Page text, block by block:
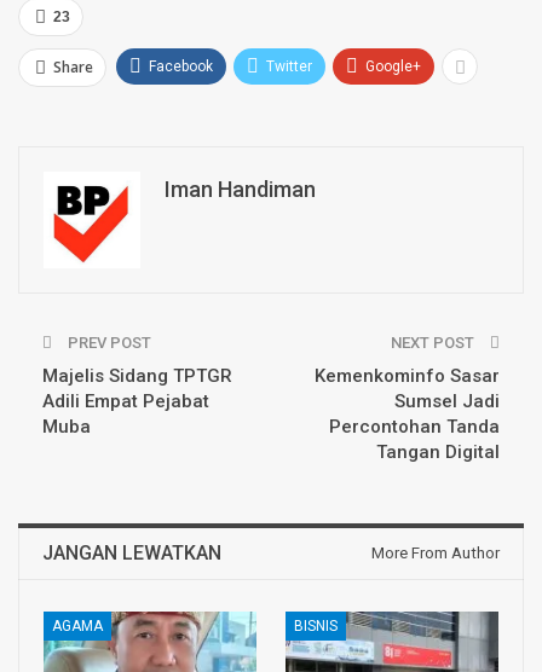
23
Share Facebook Twitter Google+
Iman Handiman
PREV POST
Majelis Sidang TPTGR
Adili Empat Pejabat
Muba
NEXT POST
Kemenkominfo Sasar
Sumsel Jadi
Percontohan Tanda
Tangan Digital
JANGAN LEWATKAN More From Author
AGAMA BISNIS